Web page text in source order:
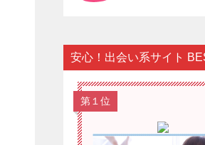
安心！出会い系サイト
第１位